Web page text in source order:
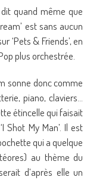
quand même que
est sans aucun
‘Pets & Friends’, en
plus orchestrée.
sonne donc comme
piano, claviers…
étincelle qui faisait
Shot My Man’. Il est
qui a quelque
au thème du
d’après elle un